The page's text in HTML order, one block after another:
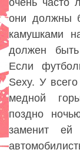
очень часто
они должны
камушками
должен быть
Если
Sexy. У
медной
поздно
заменит ей